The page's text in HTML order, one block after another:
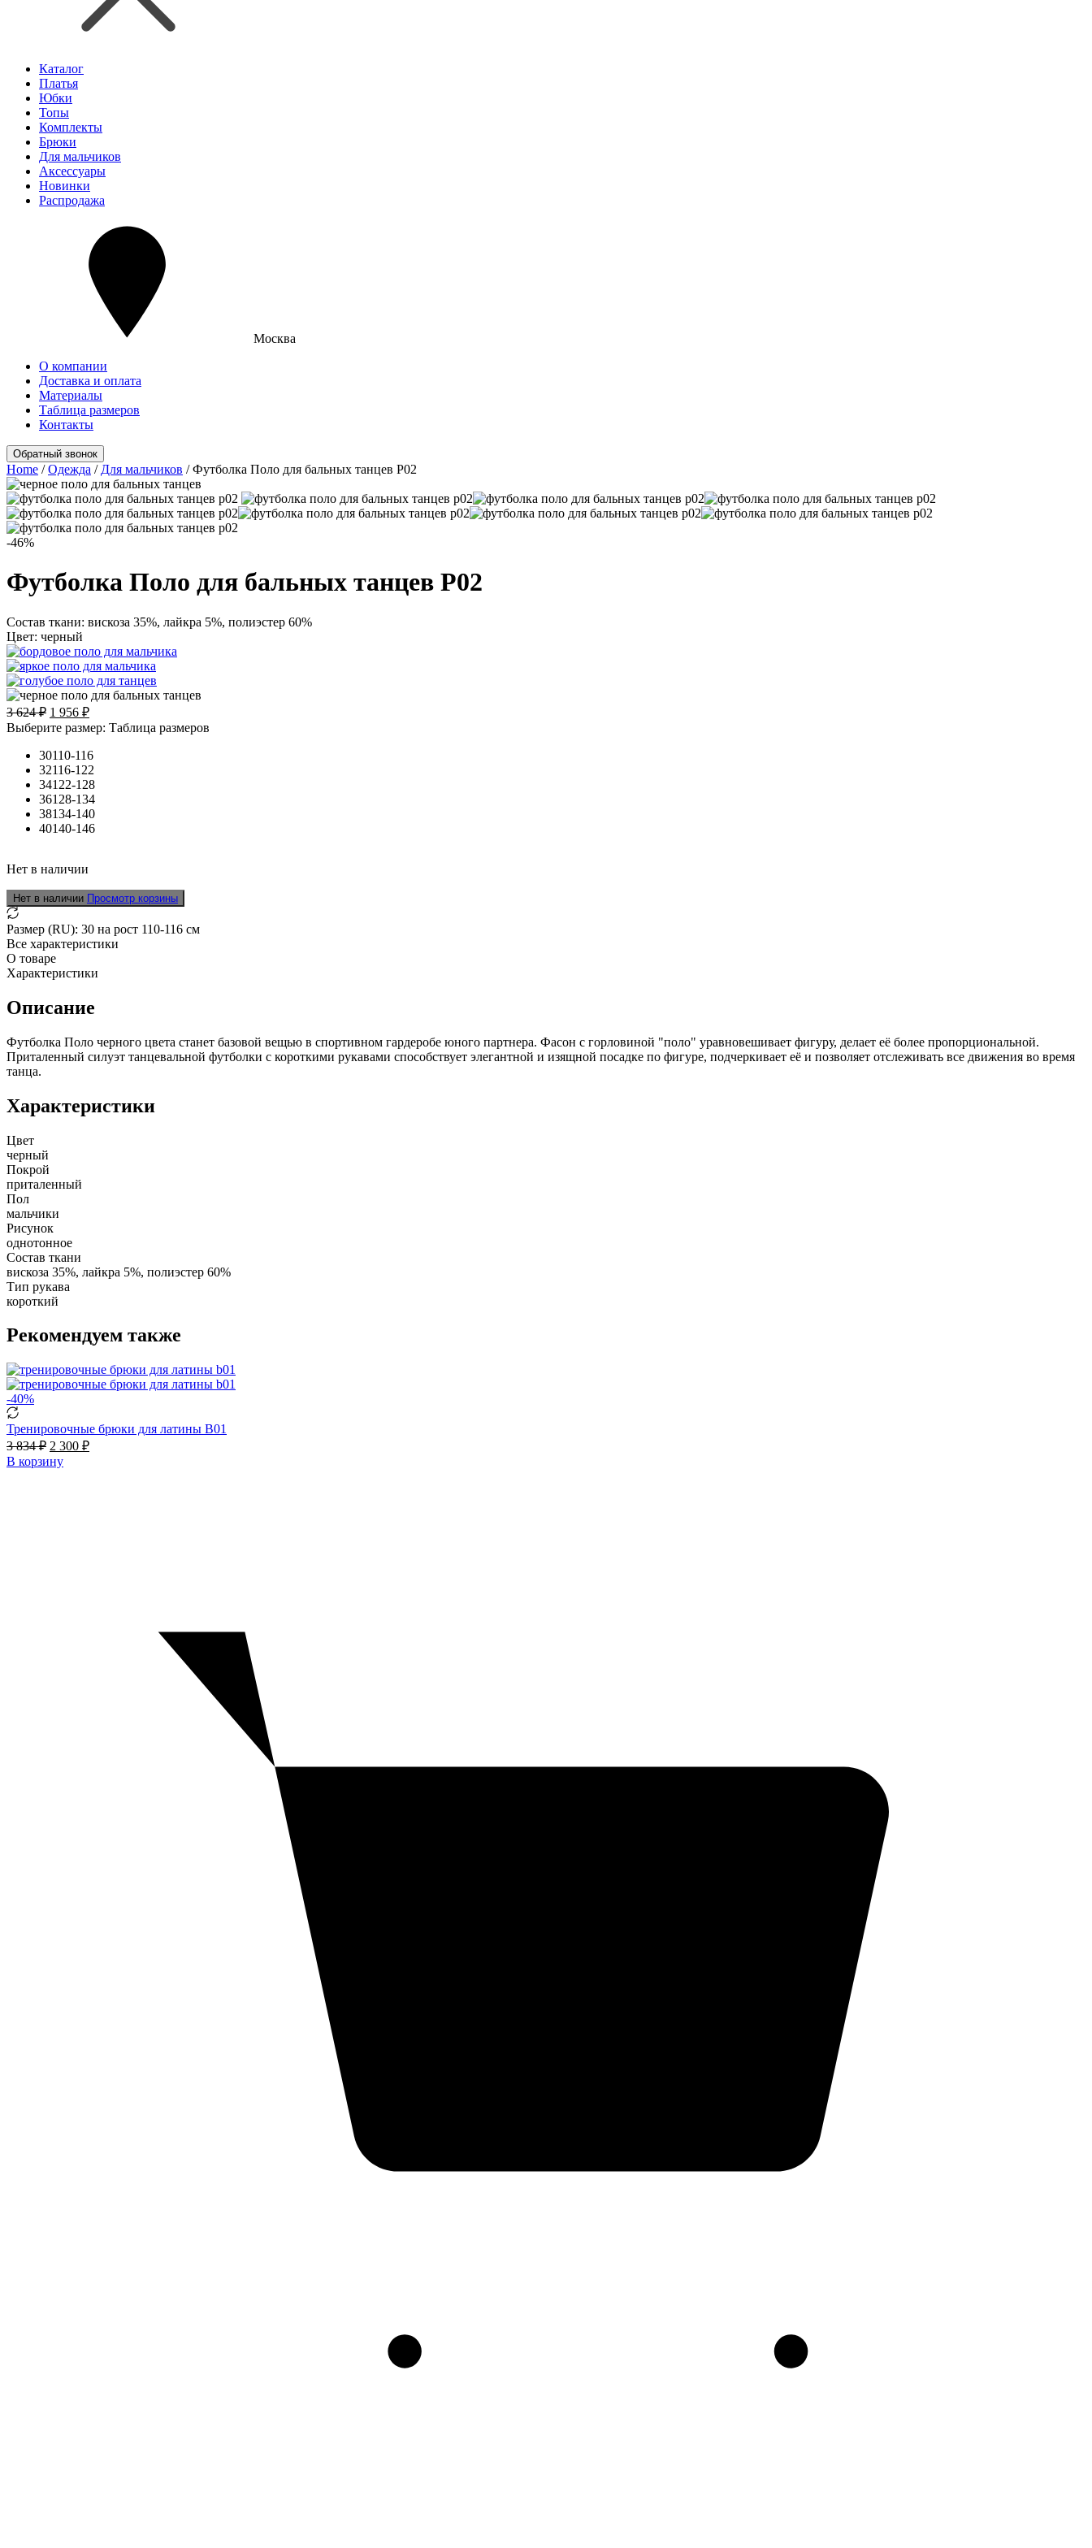
Каталог
Платья
Юбки
Топы
Комплекты
Брюки
Для мальчиков
Аксессуары
Новинки
Распродажа
Москва
О компании
Доставка и оплата
Материалы
Таблица размеров
Контакты
Обратный звонок
Home /Одежда / Для мальчиков /Футболка Поло для бальных танцев P02
-46%
Футболка Поло для бальных танцев P02
Состав ткани: вискоза 35%, лайкра 5%, полиэстер 60%
Цвет: черный
3 624₽ 1 956 ₽
Выберите размер: Таблица размеров
30110-116
32116-122
34122-128
36128-134
38134-140
40140-146
Нет в наличии
Нет в наличии Просмотр корзины
Размер (RU): 30 на рост 110-116 см
Все характеристики
О товаре
Характеристики
Описание
Футболка Поло черного цвета станет базовой вещью в спортивном гардеробе юного партнера. Фасон с горловиной "поло" уравновешивает фигуру, делает её более пропорциональной.
Приталенный силуэт танцевальной футболки с короткими рукавами способствует элегантной и изящной посадке по фигуре, подчеркивает её и позволяет отслеживать все движения во время
танца.
Характеристики
Цвет
черный
Покрой
приталенный
Пол
мальчики
Рисунок
однотонное
Состав ткани
вискоза 35%, лайкра 5%, полиэстер 60%
Тип рукава
короткий
Рекомендуем также
-40%
Тренировочные брюки для латины B01
3 834₽ 2 300 ₽
В корзину